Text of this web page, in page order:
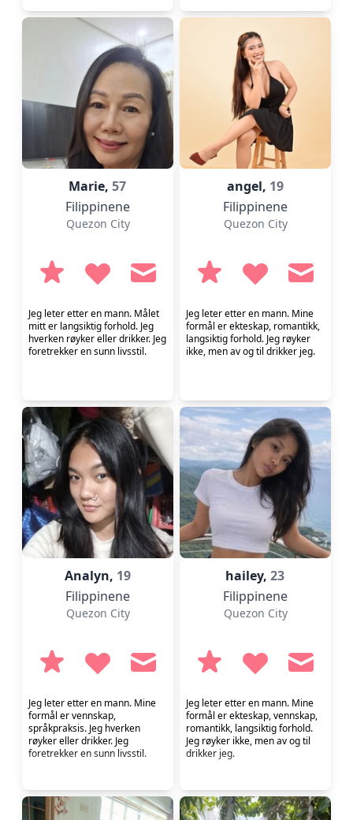
Marie,57
Filippinene
Quezon City
Jeg leter etter en mann. Målet
mitt er langsiktig forhold. Jeg
hverken røyker eller drikker. Jeg
foretrekker en sunn livsstil.
angel, 19
Filippinene
Quezon City
Jeg leter etter en mann. Mine
formål er ekteskap, romantikk,
langsiktig forhold. Jeg røyker
ikke, men av og til drikker jeg.
Analyn, 19
Filippinene
Quezon City
Jeg leter etter en mann. Mine
formål er vennskap,
språkpraksis. Jeg hverken
røyker eller drikker. Jeg
foretrekker en sunn livsstil.
hailey,23
Filippinene
Quezon City
Jeg leter etter en mann. Mine
formål er ekteskap, vennskap,
romantikk, langsiktig forhold.
Jeg røyker ikke, men av og til
drikker jeg.